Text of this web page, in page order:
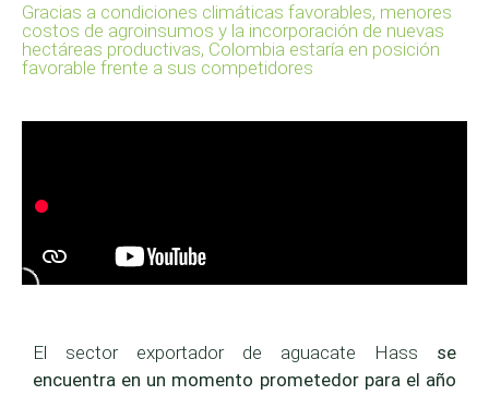
Gracias a condiciones climáticas favorables, menores
costos de agroinsumos y la incorporación de nuevas
hectáreas productivas, Colombia estaría en posición
favorable frente a sus competidores
El sector exportador de aguacate Hass se
encuentra en un momento prometedor para el año